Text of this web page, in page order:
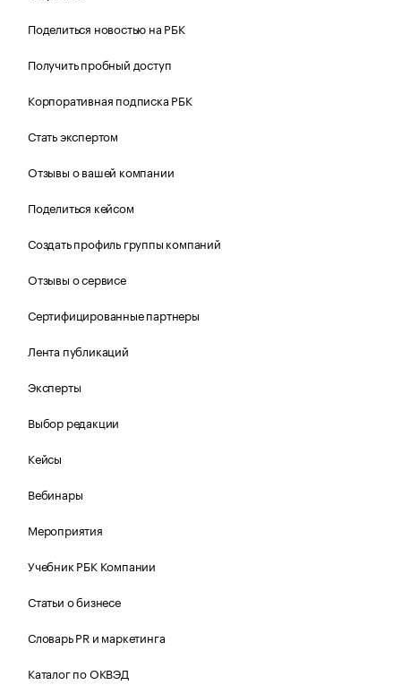
Поделиться новостью на РБК
Получить пробный доступ
Корпоративная подписка РБК
Стать экспертом
Отзывы о вашей компании
Поделиться кейсом
Создать профиль группы компаний
Отзывы о сервисе
Сертифицированные партнеры
Лента публикаций
Эксперты
Выбор редакции
Кейсы
Вебинары
Мероприятия
Учебник РБК Компании
Статьи о бизнесе
Словарь PR и маркетинга
Каталог по ОКВЭД